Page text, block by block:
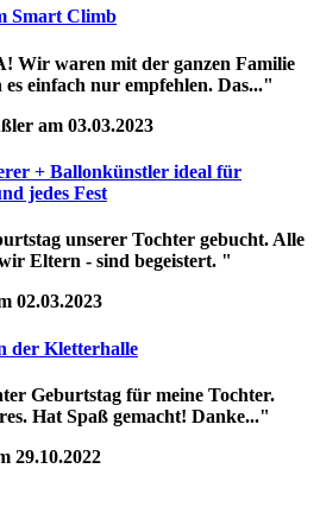
Smart Climb
Wir waren mit der ganzen Familie
einfach nur empfehlen. Das..."
am 03.03.2023
+ Ballonkünstler ideal für
jedes Fest
unserer Tochter gebucht. Alle
Eltern - sind begeistert. "
02.03.2023
der Kletterhalle
Geburtstag für meine Tochter.
Hat Spaß gemacht! Danke..."
29.10.2022